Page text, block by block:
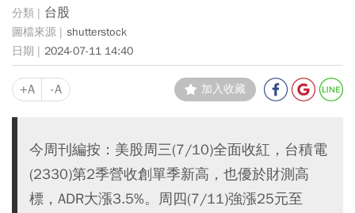
台股
shutterstock
2024-07-11 14:40
+A -A 加入收藏
今周刊編按：美股周三(7/10)全面收紅，台積電
(2330)第2季營收創單季新高，也優於財測高
標，ADR大漲3.5%。周四(7/11)強漲25元至